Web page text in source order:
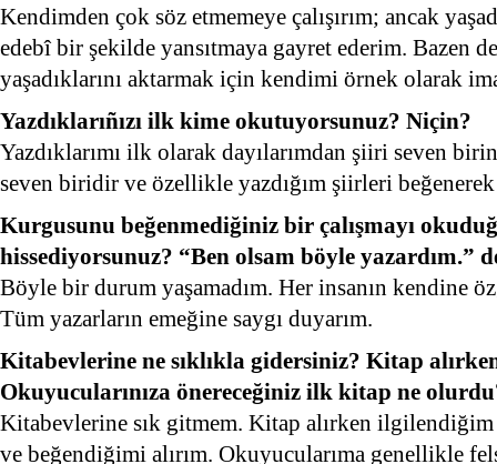
Kendimden çok söz etmemeye çalışırım; ancak
edebî bir şekilde yansıtmaya gayret ederim. Bazen
yaşadıklarını aktarmak için kendimi örnek olarak
Yazdıklarıñızı ilk kime okutuyorsunuz? Niçin?
Yazdıklarımı ilk olarak dayılarımdan şiiri seven
seven biridir ve özellikle yazdığım şiirleri
Kurgusunu beğenmediğiniz bir çalışmayı
hissediyorsunuz? “Ben olsam böyle yazardım.”
Böyle bir durum yaşamadım. Her insanın kendine
Tüm yazarların emeğine saygı duyarım.
Kitabevlerine ne sıklıkla gidersiniz? Kitap
Okuyucularınıza önereceğiniz ilk kitap ne
Kitabevlerine sık gitmem. Kitap alırken
ve beğendiğimi alırım. Okuyucularıma genellikle